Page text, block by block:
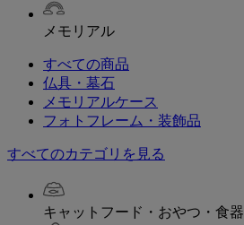
メモリアル
すべての商品
仏具・墓石
メモリアルケース
フォトフレーム・装飾品
すべてのカテゴリを見る
キャットフード・おやつ・食器